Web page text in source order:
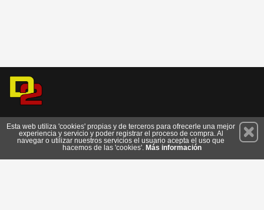
Suscríbete
Esta web utiliza 'cookies' propias y de terceros para ofrecerle una mejor
experiencia y servicio y poder registrar el proceso de compra. Al
navegar o utilizar nuestros servicios el usuario acepta el uso que
hacemos de las 'cookies'. Más información